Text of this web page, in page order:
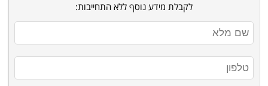
לקבלת מידע נוסף ללא התחייבות: